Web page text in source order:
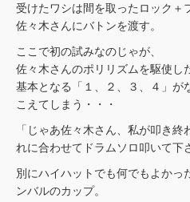
受けたワシは間を取ったロック＋
佐々木さんにバトンを渡す。
ここで初の試みなのじゃが、
佐々木さんのポリリズムを駆使し
基本となる「１、２、３、４」が
こえてしまう・・・
「じゃあ佐々木さん、私が叩き
れに合わせてドラムソロ叩いて下
別にハイハットでも何でもよかっ
ンバルのカップ。